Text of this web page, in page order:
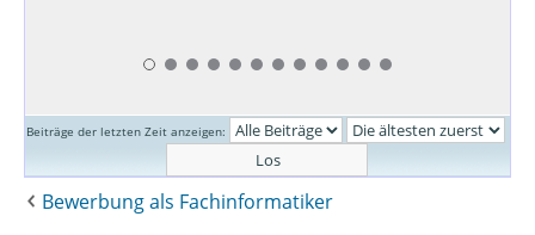
Beiträge der letzten Zeit anzeigen:
Bewerbung als Fachinformatiker